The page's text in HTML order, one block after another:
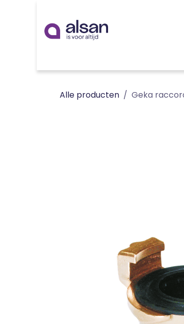
Alle producten Geka